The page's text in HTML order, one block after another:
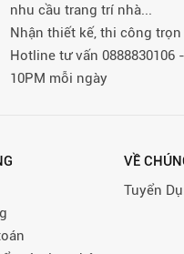
nhu cầu trang trí nhà...
Nhận thiết kế, thi công
Hotline tư vấn 0888830106
10PM mỗi ngày
VỀ
Tuyển